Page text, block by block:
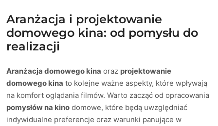
Aranżacja i projektowanie
domowego kina: od pomysłu do
realizacji
Aranżacja domowego kina oraz projektowanie
domowego kina to kolejne ważne aspekty, które wpływają
na komfort oglądania filmów. Warto zacząć od opracowania
pomysłów na kino domowe, które będą uwzględniać
indywidualne preferencje oraz warunki panujące w